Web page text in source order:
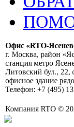
Офис «RTO-
г. Москва, район
станция метро
Литовский бул., 22,
офисное здание
Телефон: +7 (495)
Компания RTO ©